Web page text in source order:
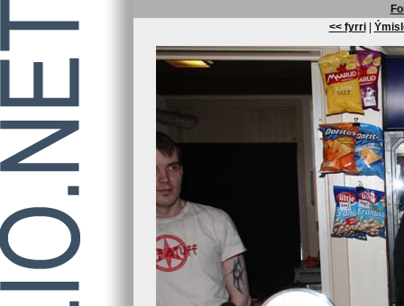
<< fyrri|